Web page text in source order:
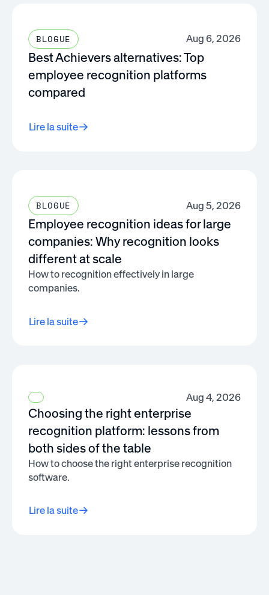
BLOGUE Aug 6, 2026
Best Achievers alternatives: Top
employee recognition platforms
compared
Lire la suite
BLOGUE Aug 5, 2026
Employee recognition ideas for large
companies: Why recognition looks
different at scale
How to recognition effectively in large
companies.
Lire la suite
Aug 4, 2026
Choosing the right enterprise
recognition platform: lessons from
both sides of the table
How to choose the right enterprise recognition
software.
Lire la suite